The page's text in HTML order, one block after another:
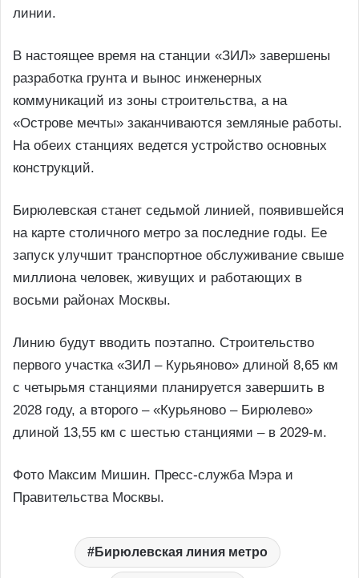
линии.
В настоящее время на станции «ЗИЛ» завершены
разработка грунта и вынос инженерных
коммуникаций из зоны строительства, а на
«Острове мечты» заканчиваются земляные работы.
На обеих станциях ведется устройство основных
конструкций.
Бирюлевская станет седьмой линией, появившейся
на карте столичного метро за последние годы. Ее
запуск улучшит транспортное обслуживание свыше
миллиона человек, живущих и работающих в
восьми районах Москвы.
Линию будут вводить поэтапно. Строительство
первого участка «ЗИЛ – Курьяново» длиной 8,65 км
с четырьмя станциями планируется завершить в
2028 году, а второго – «Курьяново – Бирюлево»
длиной 13,55 км с шестью станциями – в 2029-м.
Фото Максим Мишин. Пресс-служба Мэра и
Правительства Москвы.
Бирюлевская линия метро